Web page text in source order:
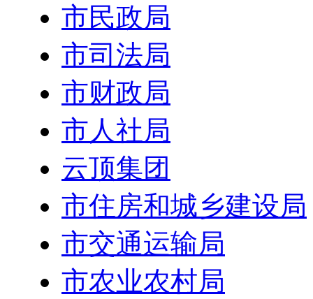
市民政局
市司法局
市财政局
市人社局
云顶集团
市住房和城乡建设局
市交通运输局
市农业农村局